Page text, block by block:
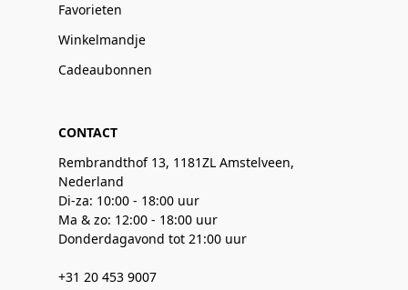
Favorieten
Winkelmandje
Cadeaubonnen
CONTACT
Rembrandthof 13, 1181ZL Amstelveen,
Nederland
Di-za: 10:00 - 18:00 uur
Ma & zo: 12:00 - 18:00 uur
Donderdagavond tot 21:00 uur
+31 20 453 9007